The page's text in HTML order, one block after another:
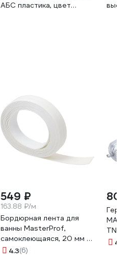
АБС пластика, цвет
549 ₽
163.88 ₽/м
Бордюрная лента для
ванны MasterProf,
самоклеющаяся, 20 мм х
3,35 м, белая ИС.131293
4.3(6)
800
4.9